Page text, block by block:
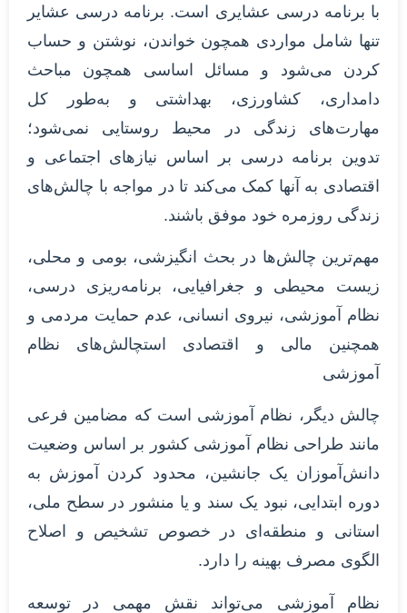
با برنامه درسی عشایری است. برنامه درسی عشایر
تنها شامل مواردی همچون خواندن، نوشتن و حساب
کردن می‌شود و مسائل اساسی همچون مباحث
دامداری، کشاورزی، بهداشتی و به‌طور کل
مهارت‌های زندگی در محیط روستایی نمی‌شود؛
تدوین برنامه درسی بر اساس نیازهای اجتماعی و
اقتصادی به آنها کمک می‌کند تا در مواجه با چالش‌های
زندگی روزمره خود موفق باشند.
مهم‌ترین چالش‌ها در بحث انگیزشی، بومی و محلی،
زیست محیطی و جغرافیایی، برنامه‌ریزی درسی،
نظام آموزشی، نیروی انسانی، عدم حمایت مردمی و
همچنین مالی و اقتصادی استچالش‌های نظام
آموزشی
چالش دیگر، نظام آموزشی است که مضامین فرعی
مانند طراحی نظام آموزشی کشور بر اساس وضعیت
دانش‌آموزان یک جانشین، محدود کردن آموزش به
دوره ابتدایی، نبود یک سند و یا منشور در سطح ملی،
استانی و منطقه‌ای در خصوص تشخیص و اصلاح
الگوی مصرف بهینه را دارد.
نظام آموزشی می‌تواند نقش مهمی در توسعه